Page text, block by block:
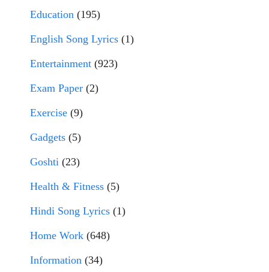
Education (195)
English Song Lyrics (1)
Entertainment (923)
Exam Paper (2)
Exercise (9)
Gadgets (5)
Goshti (23)
Health & Fitness (5)
Hindi Song Lyrics (1)
Home Work (648)
Information (34)